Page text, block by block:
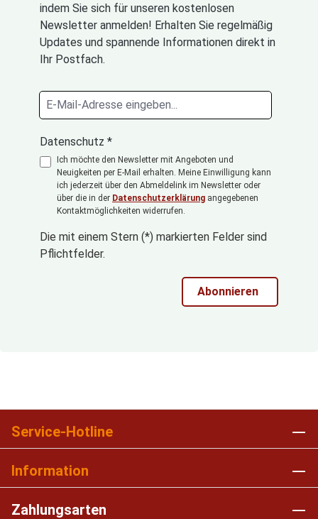
indem Sie sich für unseren kostenlosen
Newsletter anmelden! Erhalten Sie regelmäßig
Updates und spannende Informationen direkt in
Ihr Postfach.
Datenschutz *
Ich möchte den Newsletter mit Angeboten und
Neuigkeiten per E-Mail erhalten. Meine Einwilligung kann
ich jederzeit über den Abmeldelink im Newsletter oder
über die in der Datenschutzerklärung angegebenen
Kontaktmöglichkeiten widerrufen.
Die mit einem Stern (*) markierten Felder sind
Pflichtfelder.
Abonnieren
Service-Hotline
Information
Zahlungsarten